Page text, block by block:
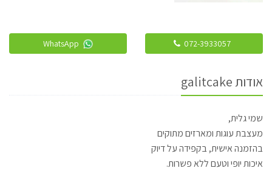
אודות galitcake
שמי גלית,
מעצבת עוגות ומארזים מתוקים
בהזמנה אישית, בקפידה על דיוק
איכות יופי וטעם ללא פשרות.